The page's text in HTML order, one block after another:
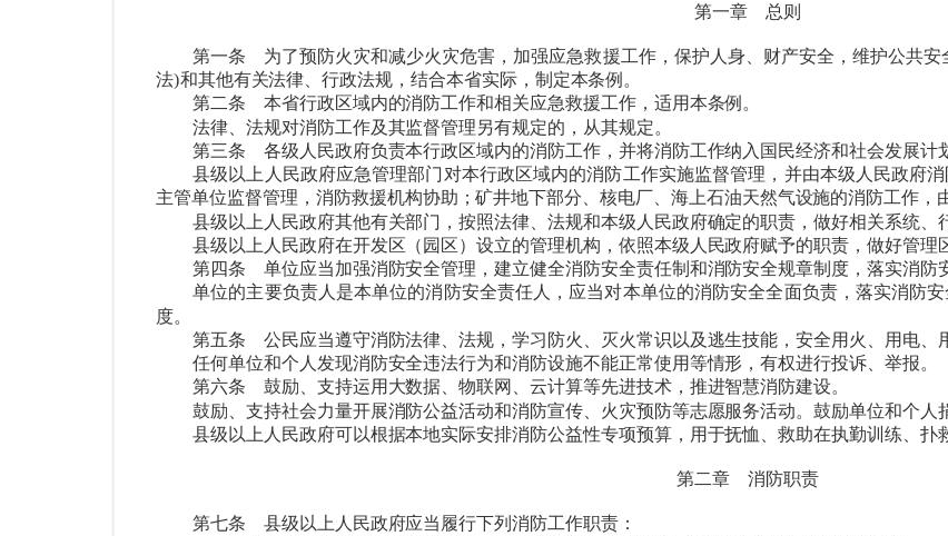
第一章 总则
第一条 为了预防火灾和减少火灾危害，加强应急救援工作，保护人身、财产安全，维护公共
法)和其他有关法律、行政法规，结合本省实际，制定本条例。
第二条 本省行政区域内的消防工作和相关应急救援工作，适用本条例。
法律、法规对消防工作及其监督管理另有规定的，从其规定。
第三条 各级人民政府负责本行政区域内的消防工作，并将消防工作纳入国民经济和社会发展计
县级以上人民政府应急管理部门对本行政区域内的消防工作实施监督管理，并由本级人民政府
主管单位监督管理，消防救援机构协助；矿井地下部分、核电厂、海上石油天然气设施的消防工作，
县级以上人民政府其他有关部门，按照法律、法规和本级人民政府确定的职责，做好相关系统、
县级以上人民政府在开发区（园区）设立的管理机构，依照本级人民政府赋予的职责，做好管理
第四条 单位应当加强消防安全管理，建立健全消防安全责任制和消防安全规章制度，落实消防
单位的主要负责人是本单位的消防安全责任人，应当对本单位的消防安全全面负责，落实消防
度。
第五条 公民应当遵守消防法律、法规，学习防火、灭火常识以及逃生技能，安全用火、用电、
任何单位和个人发现消防安全违法行为和消防设施不能正常使用等情形，有权进行投诉、举报。
第六条 鼓励、支持运用大数据、物联网、云计算等先进技术，推进智慧消防建设。
鼓励、支持社会力量开展消防公益活动和消防宣传、火灾预防等志愿服务活动。鼓励单位和个人
县级以上人民政府可以根据本地实际安排消防公益性专项预算，用于抚恤、救助在执勤训练、扑
第二章 消防职责
第七条 县级以上人民政府应当履行下列消防工作职责：